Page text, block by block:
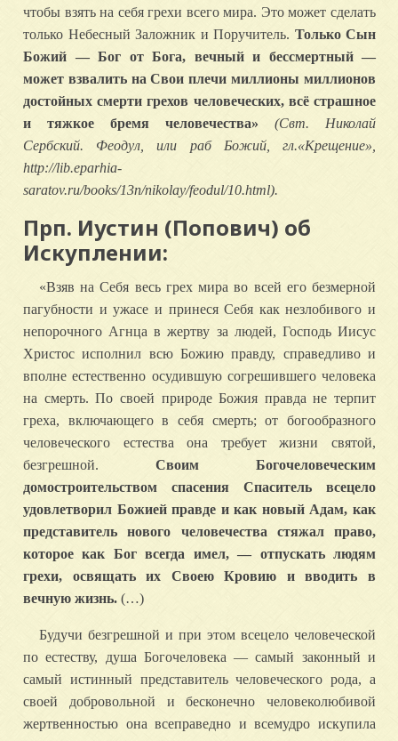
чтобы взять на себя грехи всего мира. Это может сделать
только Небесный Заложник и Поручитель. Только Сын
Божий — Бог от Бога, вечный и бессмертный —
может взвалить на Свои плечи миллионы миллионов
достойных смерти грехов человеческих, всё страшное
и тяжкое бремя человечества» (Свт. Николай
Сербский. Феодул, или раб Божий, гл.«Крещение»,
http://lib.eparhia-
saratov.ru/books/13n/nikolay/feodul/10.html).
Прп. Иустин (Попович) об
Искуплении:
«Взяв на Себя весь грех мира во всей его безмерной
пагубности и ужасе и принеся Себя как незлобивого и
непорочного Агнца в жертву за людей, Господь Иисус
Христос исполнил всю Божию правду, справедливо и
вполне естественно осудившую согрешившего человека
на смерть. По своей природе Божия правда не терпит
греха, включающего в себя смерть; от богообразного
человеческого естества она требует жизни святой,
безгрешной. Своим Богочеловеческим
домостроительством спасения Спаситель всецело
удовлетворил Божией правде и как новый Адам, как
представитель нового человечества стяжал право,
которое как Бог всегда имел, — отпускать людям
грехи, освящать их Своею Кровию и вводить в
вечную жизнь. (…)
Будучи безгрешной и при этом всецело человеческой
по естеству, душа Богочеловека — самый законный и
самый истинный представитель человеческого рода, а
своей добровольной и бесконечно человеколюбивой
жертвенностью она всеправедно и всемудро искупила